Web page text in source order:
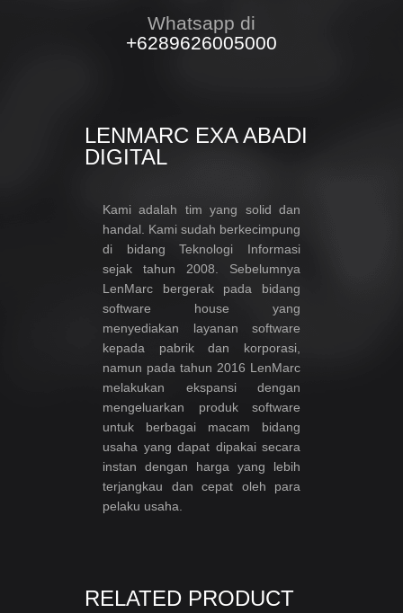
Whatsapp di
+6289626005000
LENMARC EXA ABADI
DIGITAL
Kami adalah tim yang solid dan
handal. Kami sudah berkecimpung
di bidang Teknologi Informasi
sejak tahun 2008. Sebelumnya
LenMarc bergerak pada bidang
software house yang
menyediakan layanan software
kepada pabrik dan korporasi,
namun pada tahun 2016 LenMarc
melakukan ekspansi dengan
mengeluarkan produk software
untuk berbagai macam bidang
usaha yang dapat dipakai secara
instan dengan harga yang lebih
terjangkau dan cepat oleh para
pelaku usaha.
RELATED PRODUCT